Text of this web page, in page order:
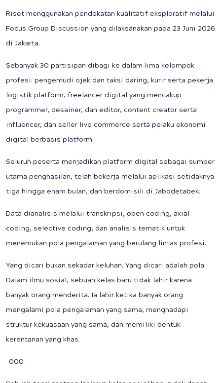
Riset menggunakan pendekatan kualitatif eksploratif melalui
Focus Group Discussion yang dilaksanakan pada 23 Juni 2026
di Jakarta.
Sebanyak 30 partisipan dibagi ke dalam lima kelompok
profesi: pengemudi ojek dan taksi daring, kurir serta pekerja
logistik platform, freelancer digital yang mencakup
programmer, desainer, dan editor, content creator serta
influencer, dan seller live commerce serta pelaku ekonomi
digital berbasis platform.
Seluruh peserta menjadikan platform digital sebagai sumber
utama penghasilan, telah bekerja melalui aplikasi setidaknya
tiga hingga enam bulan, dan berdomisili di Jabodetabek.
Data dianalisis melalui transkripsi, open coding, axial
coding, selective coding, dan analisis tematik untuk
menemukan pola pengalaman yang berulang lintas profesi.
Yang dicari bukan sekadar keluhan. Yang dicari adalah pola.
Dalam ilmu sosial, sebuah kelas baru tidak lahir karena
banyak orang menderita. Ia lahir ketika banyak orang
mengalami pola pengalaman yang sama, menghadapi
struktur kekuasaan yang sama, dan memiliki bentuk
kerentanan yang khas.
-000-